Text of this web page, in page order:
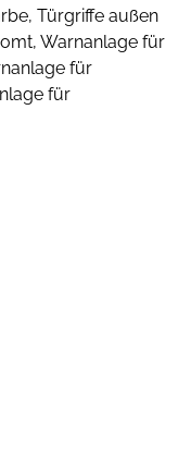
Türgriffe außen
Warnanlage für
für
für